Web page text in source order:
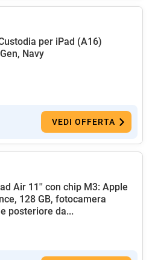
per iPad (A16)
Navy
VEDI OFFERTA
Air 11'' con chip M3: Apple
128 GB, fotocamera
posteriore da...